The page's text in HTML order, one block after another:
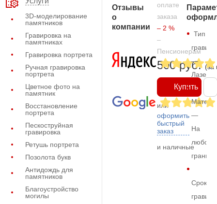
3D-моделирование
памятников
Гравировка на
памятниках
Гравировка портрета
Ручная гравировка
портрета
Цветное фото на
памятник
Восстановление
портрета
Пескоструйная
гравировка
Ретушь портрета
Позолота букв
Антидождь для
памятников
Благоустройство
могилы
Отзывы
о
компании
оплате
заказа
– 2 %
–
Пенсионерам
500 руб. (за
Купить
или
оформить
быстрый
заказ
и наличные
Тип
—
—
На
любом
граните
Срок